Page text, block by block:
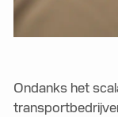
Ondanks het